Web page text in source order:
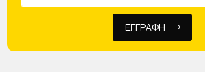
ΕΓΓΡΑΦΗ